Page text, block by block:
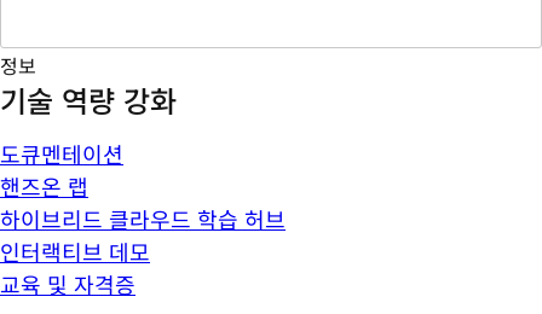
정보
기술 역량 강화
도큐멘테이션
핸즈온 랩
하이브리드 클라우드 학습 허브
인터랙티브 데모
교육 및 자격증